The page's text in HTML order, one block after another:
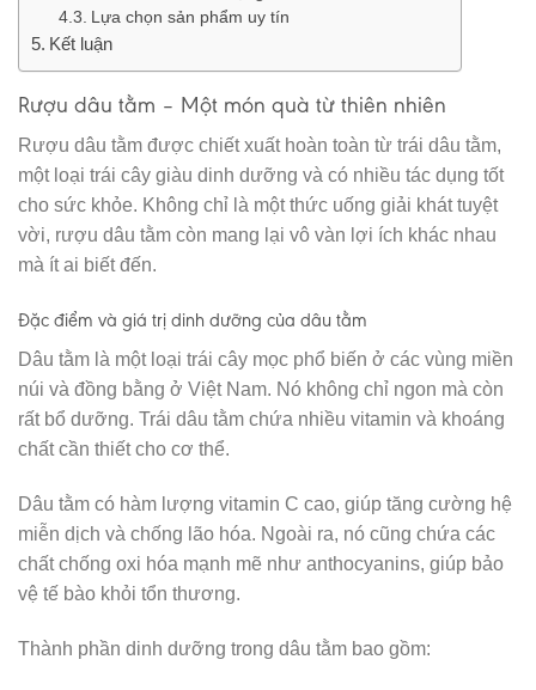
Lựa chọn sản phẩm uy tín
Kết luận
Rượu dâu tằm – Một món quà từ thiên nhiên
Rượu dâu tằm được chiết xuất hoàn toàn từ trái dâu tằm,
một loại trái cây giàu dinh dưỡng và có nhiều tác dụng tốt
cho sức khỏe. Không chỉ là một thức uống giải khát tuyệt
vời, rượu dâu tằm còn mang lại vô vàn lợi ích khác nhau
mà ít ai biết đến.
Đặc điểm và giá trị dinh dưỡng của dâu tằm
Dâu tằm là một loại trái cây mọc phổ biến ở các vùng miền
núi và đồng bằng ở Việt Nam. Nó không chỉ ngon mà còn
rất bổ dưỡng. Trái dâu tằm chứa nhiều vitamin và khoáng
chất cần thiết cho cơ thể.
Dâu tằm có hàm lượng vitamin C cao, giúp tăng cường hệ
miễn dịch và chống lão hóa. Ngoài ra, nó cũng chứa các
chất chống oxi hóa mạnh mẽ như anthocyanins, giúp bảo
vệ tế bào khỏi tổn thương.
Thành phần dinh dưỡng trong dâu tằm bao gồm: